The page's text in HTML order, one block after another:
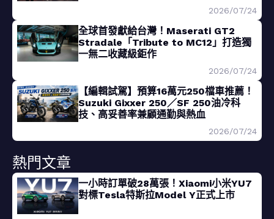
2026/07/24
全球首發獻給台灣！Maserati GT2
Stradale「Tribute to MC12」打造獨
一無二收藏級鉅作
2026/07/24
【編輯試駕】預算16萬元250檔車推薦！
Suzuki Gixxer 250／SF 250油冷科
技、高妥善率兼顧通勤與熱血
2026/07/24
熱門文章
一小時訂單破28萬張！Xiaomi小米YU7
對標Tesla特斯拉Model Y正式上市